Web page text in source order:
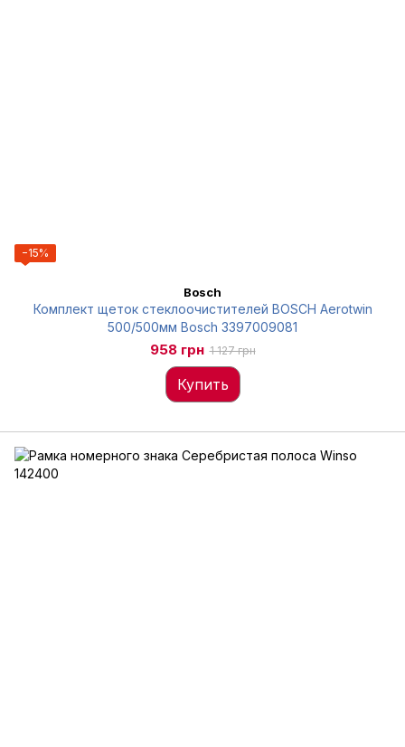
−15%
Bosch
Комплект щеток стеклоочистителей BOSCH Aerotwin
500/500мм Bosch 3397009081
958 грн 1 127 грн
Купить